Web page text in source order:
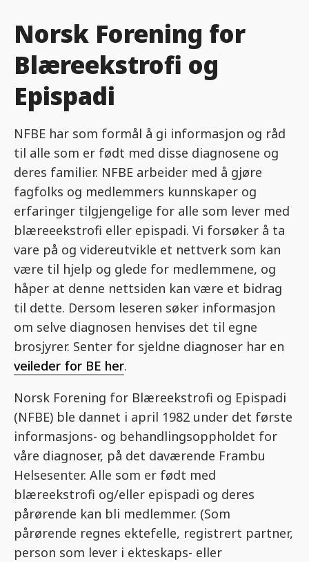
Norsk Forening for
Blæreekstrofi og
Epispadi
NFBE har som formål å gi informasjon og råd
til alle som er født med disse diagnosene og
deres familier. NFBE arbeider med å gjøre
fagfolks og medlemmers kunnskaper og
erfaringer tilgjengelige for alle som lever med
blæreeekstrofi eller epispadi. Vi forsøker å ta
vare på og videreutvikle et nettverk som kan
være til hjelp og glede for medlemmene, og
håper at denne nettsiden kan være et bidrag
til dette. Dersom leseren søker informasjon
om selve diagnosen henvises det til egne
brosjyrer. Senter for sjeldne diagnoser har en
veileder for BE her.
Norsk Forening for Blæreekstrofi og Epispadi
(NFBE) ble dannet i april 1982 under det første
informasjons- og behandlingsoppholdet for
våre diagnoser, på det daværende Frambu
Helsesenter. Alle som er født med
blæreekstrofi og/eller epispadi og deres
pårørende kan bli medlemmer. (Som
pårørende regnes ektefelle, registrert partner,
person som lever i ekteskaps- eller